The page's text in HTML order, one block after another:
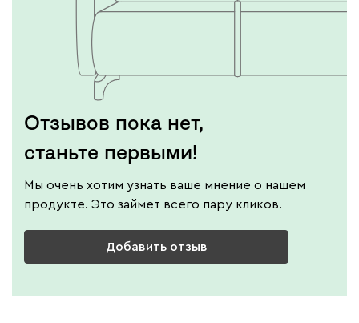
Отзывов пока нет,
станьте первыми!
Мы очень хотим узнать ваше мнение о нашем
продукте. Это займет всего пару кликов.
Добавить отзыв